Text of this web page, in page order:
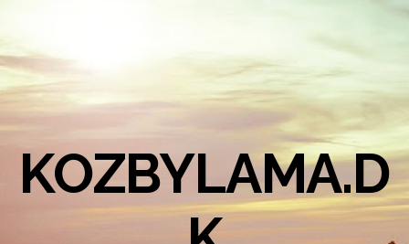
KOZBYLAMA.D